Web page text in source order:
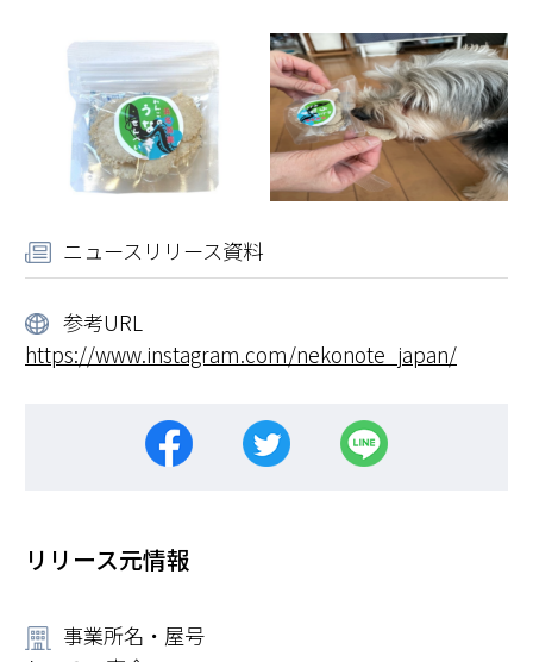
ニュースリリース資料
参考URL
https://www.instagram.com/nekonote_japan/
リリース元情報
事業所名・屋号